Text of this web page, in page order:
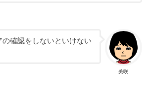
美咲
の確認をしないといけない